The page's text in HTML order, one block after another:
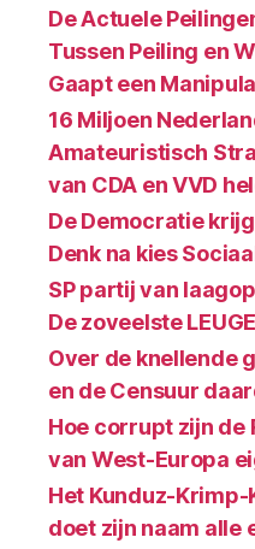
De Actuele
Tussen Peiling en
Gaapt een
16 Miljoen
Amateuristisch
van CDA en VVD
De Democratie
Denk na kies
SP partij van
De zoveelste
Over de knellende
en de Censuur
Hoe corrupt zijn de
van West-Europa
Het Kunduz-Krimp-
doet zijn naam alle